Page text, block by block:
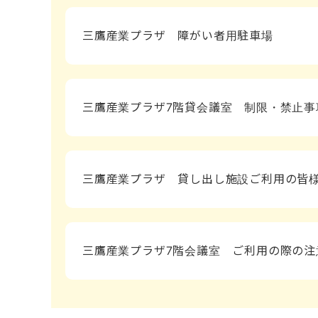
三鷹産業プラザ 障がい者用駐車場
三鷹産業プラザ7階貸会議室 制限・禁止事
三鷹産業プラザ 貸し出し施設ご利用の皆
三鷹産業プラザ7階会議室 ご利用の際の注